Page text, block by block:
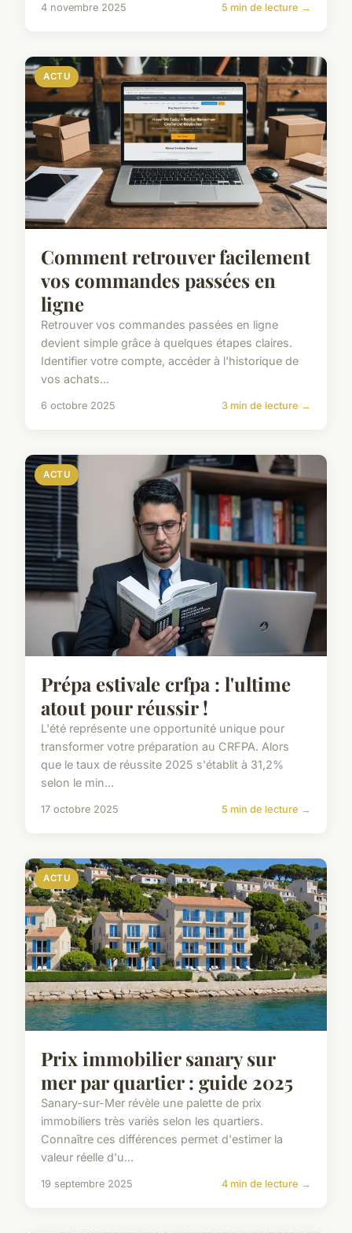
4 novembre 2025 5 min de lecture →
ACTU
Comment retrouver facilement
vos commandes passées en
ligne
Retrouver vos commandes passées en ligne
devient simple grâce à quelques étapes claires.
Identifier votre compte, accéder à l'historique de
vos achats...
6 octobre 2025 3 min de lecture →
ACTU
Prépa estivale crfpa : l'ultime
atout pour réussir !
L'été représente une opportunité unique pour
transformer votre préparation au CRFPA. Alors
que le taux de réussite 2025 s'établit à 31,2%
selon le min...
17 octobre 2025 5 min de lecture →
ACTU
Prix immobilier sanary sur
mer par quartier : guide 2025
Sanary-sur-Mer révèle une palette de prix
immobiliers très variés selon les quartiers.
Connaître ces différences permet d'estimer la
valeur réelle d'u...
19 septembre 2025 4 min de lecture →